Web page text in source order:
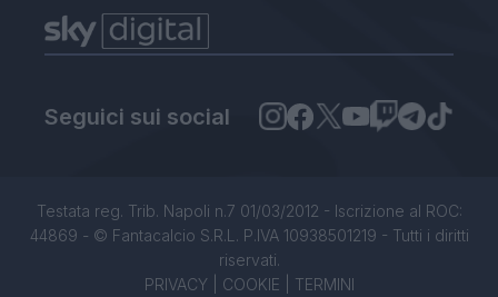
Seguici sui social
Testata reg. Trib. Napoli n.7 01/03/2012 - Iscrizione al ROC:
44869 - © Fantacalcio S.R.L. P.IVA 10938501219 - Tutti i diritti
riservati.
PRIVACY| COOKIE TERMINI